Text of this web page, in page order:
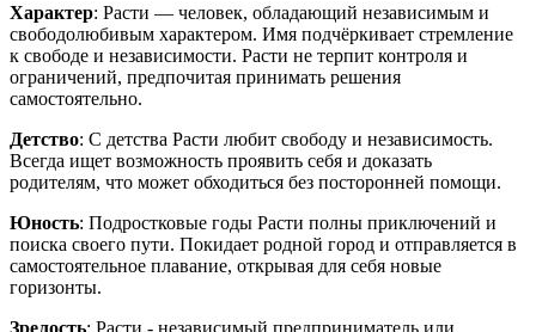
Характер: Расти — человек, обладающий независимым и
свободолюбивым характером. Имя подчёркивает стремление
к свободе и независимости. Расти не терпит контроля и
ограничений, предпочитая принимать решения
самостоятельно.
Детство: С детства Расти любит свободу и независимость.
Всегда ищет возможность проявить себя и доказать
родителям, что может обходиться без посторонней помощи.
Юность: Подростковые годы Расти полны приключений и
поиска своего пути. Покидает родной город и отправляется в
самостоятельное плавание, открывая для себя новые
горизонты.
Зрелость: Расти - независимый предприниматель или